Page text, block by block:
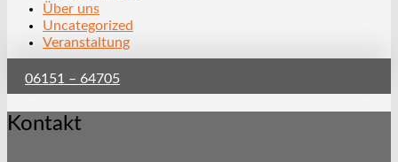
Über uns
Uncategorized
Veranstaltung
06151 – 64705
Kontakt